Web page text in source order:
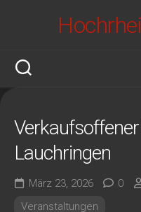
Lauchringen
März 23, 2026 0
Veranstaltungen